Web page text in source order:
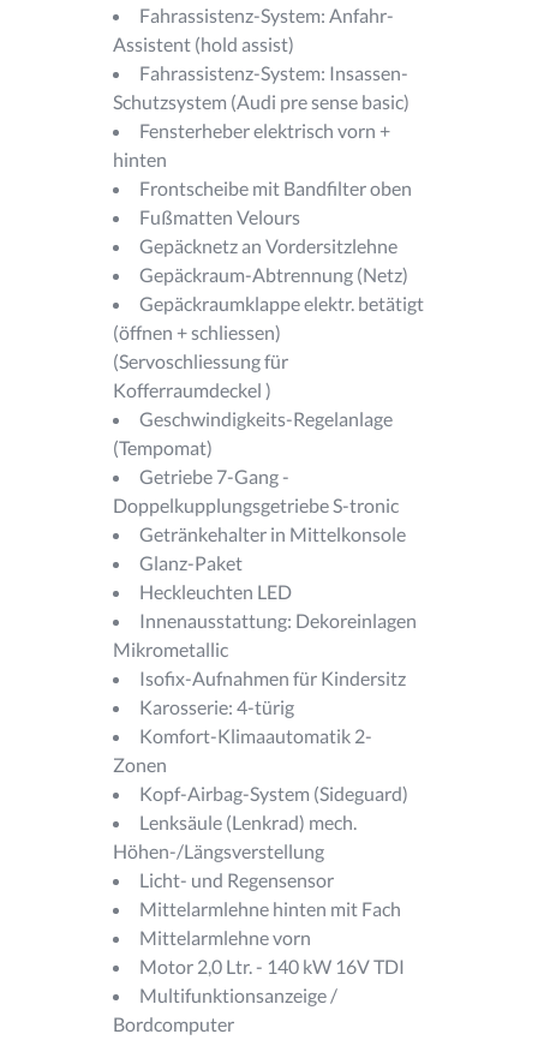
Fahrassistenz-System: Anfahr-
Assistent (hold assist)
Fahrassistenz-System: Insassen-
Schutzsystem (Audi pre sense basic)
Fensterheber elektrisch vorn +
hinten
Frontscheibe mit Bandfilter oben
Fußmatten Velours
Gepäcknetz an Vordersitzlehne
Gepäckraum-Abtrennung (Netz)
Gepäckraumklappe elektr. betätigt
(öffnen + schliessen)
(Servoschliessung für
Kofferraumdeckel )
Geschwindigkeits-Regelanlage
(Tempomat)
Getriebe 7-Gang -
Doppelkupplungsgetriebe S-tronic
Getränkehalter in Mittelkonsole
Glanz-Paket
Heckleuchten LED
Innenausstattung: Dekoreinlagen
Mikrometallic
Isofix-Aufnahmen für Kindersitz
Karosserie: 4-türig
Komfort-Klimaautomatik 2-
Zonen
Kopf-Airbag-System (Sideguard)
Lenksäule (Lenkrad) mech.
Höhen-/Längsverstellung
Licht- und Regensensor
Mittelarmlehne hinten mit Fach
Mittelarmlehne vorn
Motor 2,0 Ltr. - 140 kW 16V TDI
Multifunktionsanzeige /
Bordcomputer